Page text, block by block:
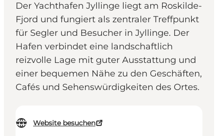
Der Yachthafen Jyllinge liegt am Roskilde-
Fjord und fungiert als zentraler Treffpunkt
für Segler und Besucher in Jyllinge. Der
Hafen verbindet eine landschaftlich
reizvolle Lage mit guter Ausstattung und
einer bequemen Nähe zu den Geschäften,
Cafés und Sehenswürdigkeiten des Ortes.
Website besuchen